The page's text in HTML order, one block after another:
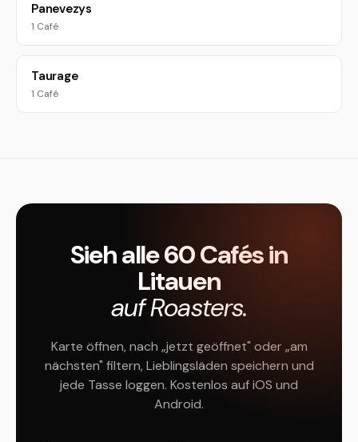
Panevezys
1 Café
Taurage
1 Café
Sieh alle 60 Cafés in
Litauen
auf Roasters.
Karte öffnen, nach „jetzt geöffnet" oder „am
nächsten" filtern, Lieblingsläden speichern und
jede Tasse loggen. Kostenlos auf iOS und
Android.